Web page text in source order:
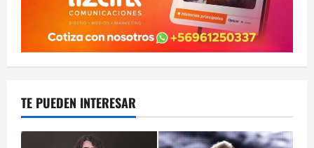
TE PUEDEN INTERESAR